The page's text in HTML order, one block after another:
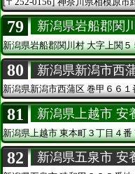
79 新潟県岩船郡関
新潟県岩船郡関川村大字上関５
80 新潟県新潟市西
新潟県新潟市西蒲区巻甲６６１
81 新潟県上越市 安
新潟県上越市東本町３丁目４番
82 新潟県五泉市 安